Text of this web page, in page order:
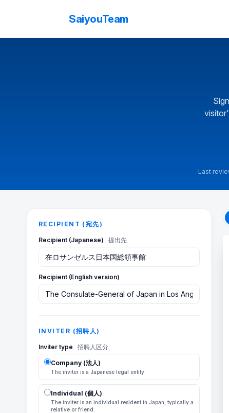
SaiyouTeam
Last
RECIPIENT (宛先)
Recipient (Japanese) 提出先
Recipient (English version)
INVITER (招聘人)
Inviter type 招聘人区分
Company (法人)
The inviter is a Japanese legal entity.
Individual (個人)
The inviter is an individual resident in Japan, typically a
relative or friend.